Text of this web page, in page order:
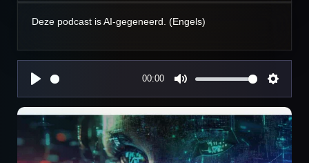
Deze podcast is AI-gegeneerd. (Engels)
l
a
00:00
u
e
e
t
t
i